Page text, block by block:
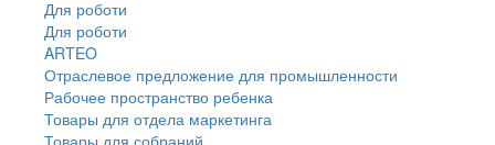
Для роботи
Для роботи
ARTEO
Отраслевое предложение для промышленности
Рабочее пространство ребенка
Товары для отдела маркетинга
Товары для собраний